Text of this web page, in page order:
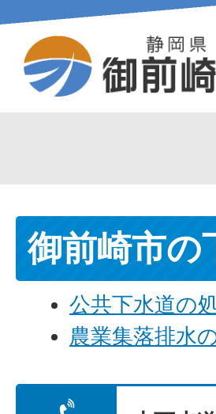
御前崎市の
公共下水道の
農業集落排水